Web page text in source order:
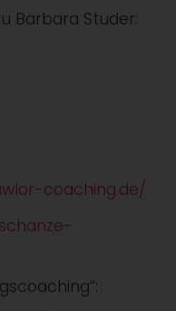
Barbara Studer:
coaching.de/